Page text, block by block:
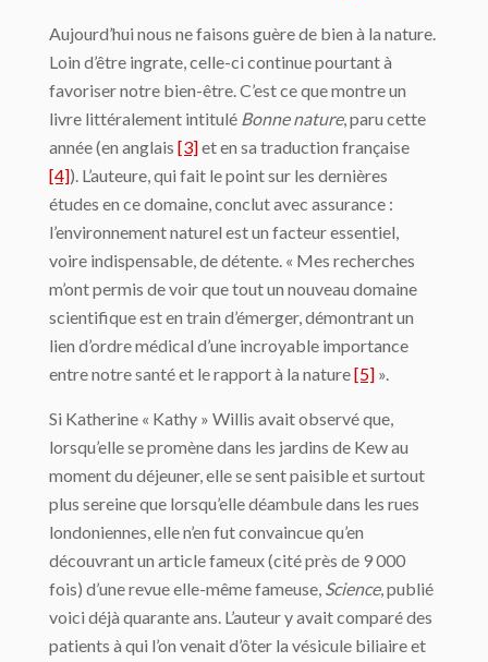
Aujourd’hui nous ne faisons guère de bien à la nature.
Loin d’être ingrate, celle-ci continue pourtant à
favoriser notre bien-être. C’est ce que montre un
livre littéralement intitulé Bonne nature, paru cette
année (en anglais [3]et en sa traduction française
[4]). L’auteure, qui fait le point sur les dernières
études en ce domaine, conclut avec assurance :
l’environnement naturel est un facteur essentiel,
voire indispensable, de détente. « Mes recherches
m’ont permis de voir que tout un nouveau domaine
scientifique est en train d’émerger, démontrant un
lien d’ordre médical d’une incroyable importance
entre notre santé et le rapport à la nature[5] ».
Si Katherine « Kathy » Willis avait observé que,
lorsqu’elle se promène dans les jardins de Kew au
moment du déjeuner, elle se sent paisible et surtout
plus sereine que lorsqu’elle déambule dans les rues
londoniennes, elle n’en fut convaincue qu’en
découvrant un article fameux (cité près de 9 000
fois) d’une revue elle-même fameuse, Science, publié
voici déjà quarante ans. L’auteur y avait comparé des
patients à qui l’on venait d’ôter la vésicule biliaire et